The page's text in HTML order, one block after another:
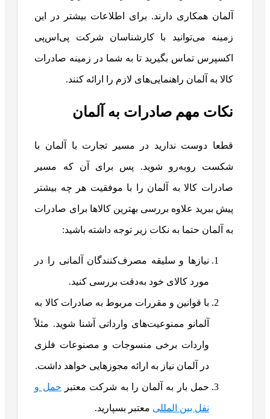
آلمان همکاری دارند. برای اطلاعات بیشتر در این
زمینه می‌توانید با کارشناسان شرکت پی‌اس‌پی
اکسپرس تماس بگیرید تا به شما در زمینه صادرات
کالا به آلمان راهنمایی‌های لازم را ارائه کنند.
نکات مهم صادرات به آلمان
قطعا دوست ندارید در مسیر تجارت با آلمان با
شکست روبه‌رو شوید. پس برای آن که مسیر
صادرات کالا به آلمان را با موفقیت هر چه بیشتر
پیش ببرید علاوه بررسی بهترین کالاها برای صادرات
به آلمان حتما به نکات زیر توجه داشته باشید:
نیازها و سلیقه مصرف‌کنندگان آلمانی را در
مورد کالای خود به‌دقت بررسی کنید.
با قوانین و مقررات مربوط به صادرات کالا به
آلمانو ممنوعیت‌های وارداتی آشنا شوید. مثلاً
واردات برخی منسوجات و مصنوعات فلزی
در آلمان نیاز به ارائه مجوزهایی خواهد داشت.
حمل بار به آلمان را به شرکت معتبر حمل و
نقل بین المللی معتبر بسپارید.